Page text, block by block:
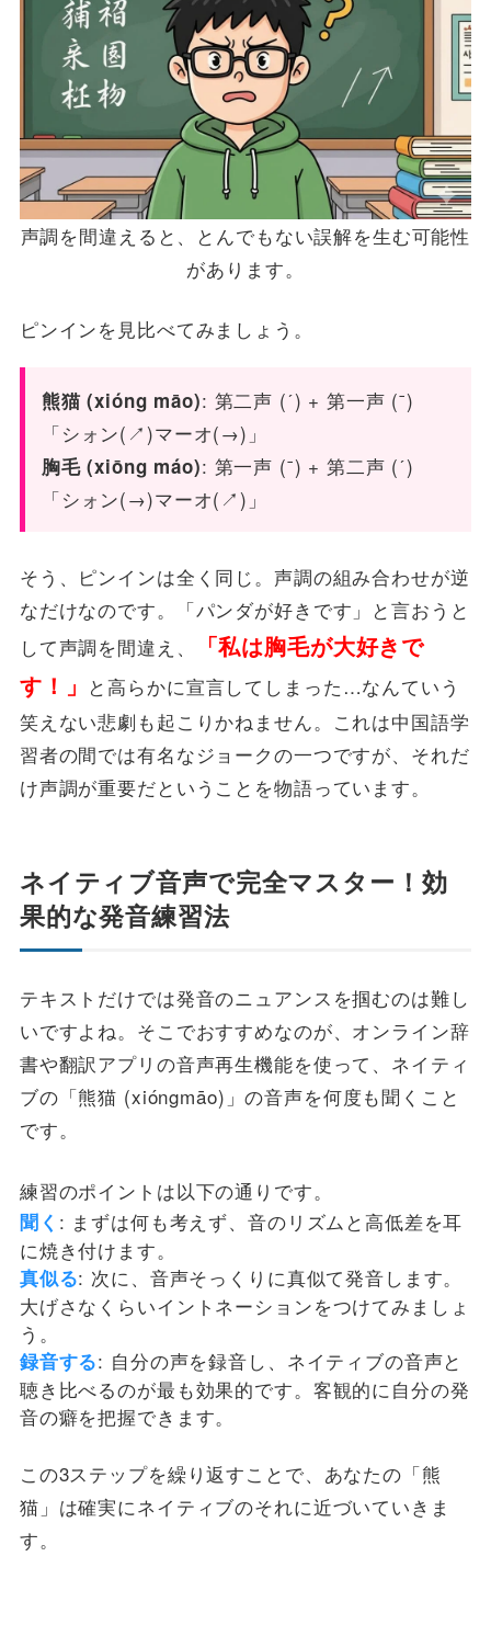
声調を間違えると、とんでもない誤解を生む可能性
があります。
ピンインを見比べてみましょう。
熊猫 (xióng māo): 第二声 (ˊ) + 第一声 (ˉ)
「シォン(↗︎)マーオ(→)」
胸毛 (xiōng máo): 第一声 (ˉ) + 第二声 (ˊ)
「シォン(→)マーオ(↗︎)」
そう、ピンインは全く同じ。声調の組み合わせが逆
なだけなのです。「パンダが好きです」と言おうと
して声調を間違え、
「私は胸毛が大好きで
す！」 と高らかに宣言してしまった…なんていう
笑えない悲劇も起こりかねません。これは中国語学
習者の間では有名なジョークの一つですが、それだ
け声調が重要だということを物語っています。
ネイティブ音声で完全マスター！効
果的な発音練習法
テキストだけでは発音のニュアンスを掴むのは難し
いですよね。そこでおすすめなのが、オンライン辞
書や翻訳アプリの音声再生機能を使って、ネイティ
ブの「熊猫 (xióngmāo)」の音声を何度も聞くこと
です。
練習のポイントは以下の通りです。
聞く : まずは何も考えず、音のリズムと高低差を耳
に焼き付けます。
真似る: 次に、音声そっくりに真似て発音します。
大げさなくらいイントネーションをつけてみましょ
う。
録音する: 自分の声を録音し、ネイティブの音声と
聴き比べるのが最も効果的です。客観的に自分の発
音の癖を把握できます。
この3ステップを繰り返すことで、あなたの「熊
猫」は確実にネイティブのそれに近づいていきま
す。